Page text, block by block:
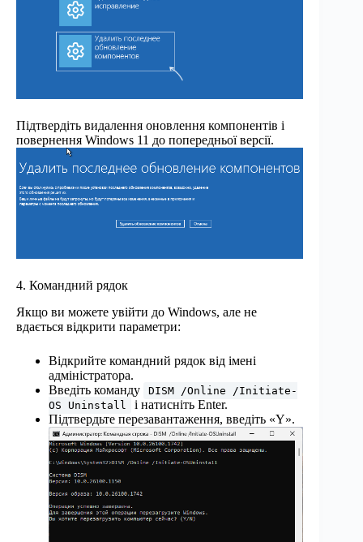
Підтвердіть видалення оновлення компонентів і
повернення Windows 11 до попередньої версії.
4. Командний рядок
Якщо ви можете увійти до Windows, але не
вдається відкрити параметри:
Відкрийте командний рядок від імені
адміністратора.
Введіть команду
DISM /Online /Initiate-
OS Uninstall
і натисніть Enter.
Підтвердьте перезавантаження, введіть «Y».